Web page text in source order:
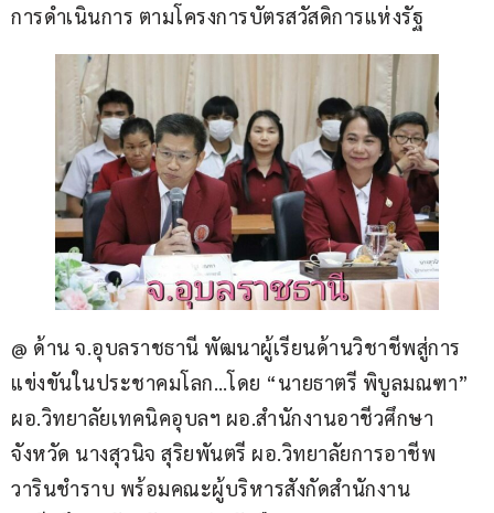
การดำเนินการ ตามโครงการบัตรสวัสดิการแห่งรัฐ
@ ด้าน จ.อุบลราชธานี พัฒนาผู้เรียนด้านวิชาชีพสู่การ
แข่งขันในประชาคมโลก…โดย “นายธาตรี พิบูลมณฑา”
ผอ.วิทยาลัยเทคนิคอุบลฯ ผอ.สำนักงานอาชีวศึกษา
จังหวัด นางสุวนิจ สุริยพันตรี ผอ.วิทยาลัยการอาชีพ
วารินชำราบ พร้อมคณะผู้บริหารสังกัดสำนักงาน